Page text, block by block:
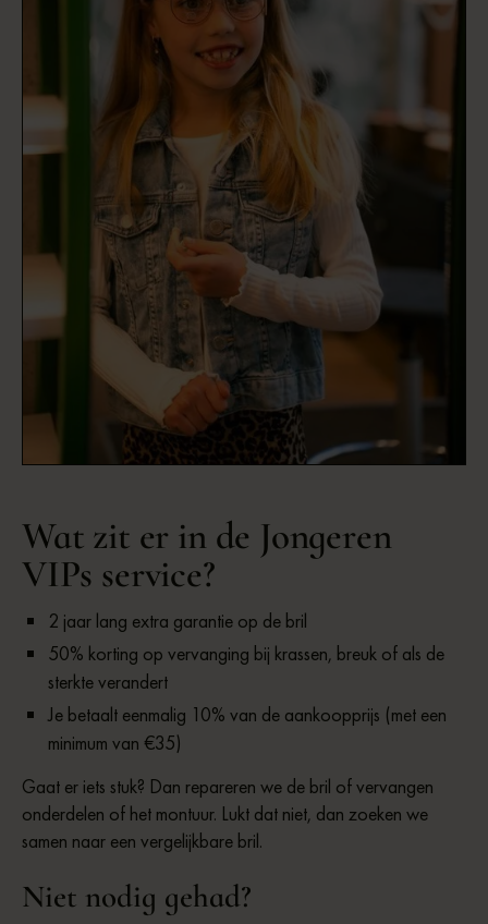
Wat zit er in de Jongeren
VIPs service?
2 jaar lang extra garantie op de bril
50% korting op vervanging bij krassen, breuk of als de
sterkte verandert
Je betaalt eenmalig 10% van de aankoopprijs (met een
minimum van €35)
Gaat er iets stuk? Dan repareren we de bril of vervangen
onderdelen of het montuur. Lukt dat niet, dan zoeken we
samen naar een vergelijkbare bril.
Niet nodig gehad?